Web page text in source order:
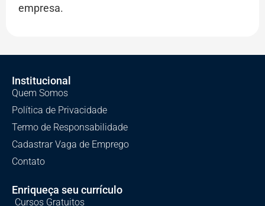
empresa.
Institucional
Quem Somos
Política de Privacidade
Termo de Responsabilidade
Cadastrar Vaga de Emprego
Contato
Enriqueça seu currículo
Cursos Gratuitos